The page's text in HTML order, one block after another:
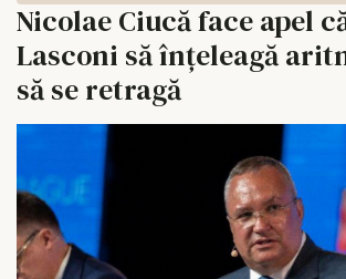
Nicolae Ciucă face apel
Lasconi să înțeleagă
să se retragă